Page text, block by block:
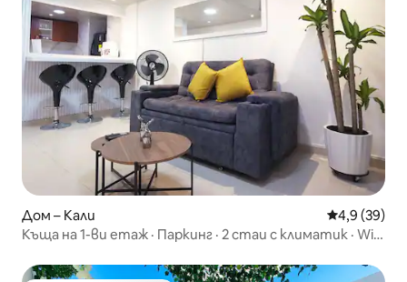
Дом – Кали Средна
4,9 (39)
Къща на 1-ви етаж · Паркинг · 2 стаи с климатик · Wi-